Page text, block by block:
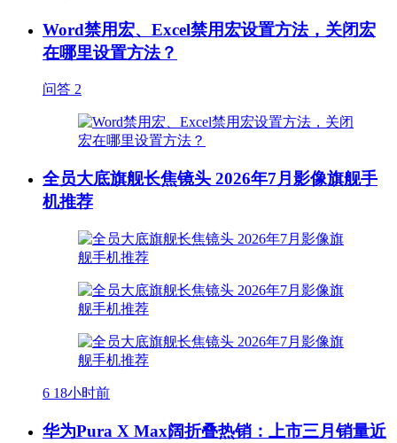
Word禁用宏、Excel禁用宏设置方法，关闭宏
在哪里设置方法？
问答 2
全员大底旗舰长焦镜头 2026年7月影像旗舰手
机推荐
6 18小时前
华为Pura X Max阔折叠热销：上市三月销量近